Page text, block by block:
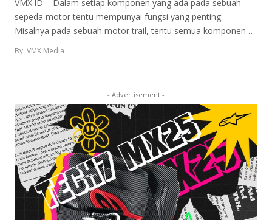
VMX.ID – Dalam setiap komponen yang ada pada sebuah
sepeda motor tentu mempunyai fungsi yang penting.
Misalnya pada sebuah motor trail, tentu semua komponen…
By: VMX Media
- Advertisement -